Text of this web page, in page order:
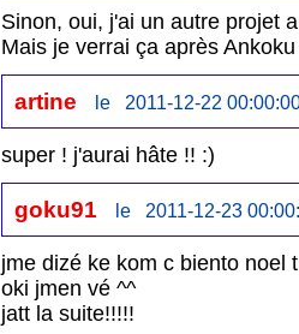
Sinon, oui, j'ai un autre projet
Mais je verrai ça après
artine le 2011-12-22
super ! j'aurai hâte !! :)
goku91 le 2011-12-23
jme dizé ke kom c biento noel
oki jmen vé ^^
jatt la suite!!!!!